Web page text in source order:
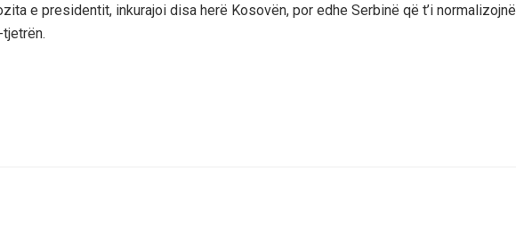
e presidentit, inkurajoi disa herë Kosovën, por edhe Serbinë që t’i normalizojnë